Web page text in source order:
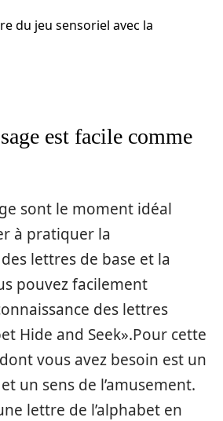
du jeu sensoriel avec la
est facile comme
sont le moment idéal
à pratiquer la
lettres de base et la
pouvez facilement
des lettres
Hide and Seek».Pour cette
vous avez besoin est un
un sens de l’amusement.
lettre de l’alphabet en